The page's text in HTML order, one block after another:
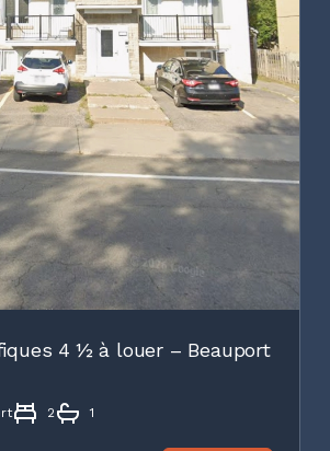
4 ½ à louer – Beauport
2 1